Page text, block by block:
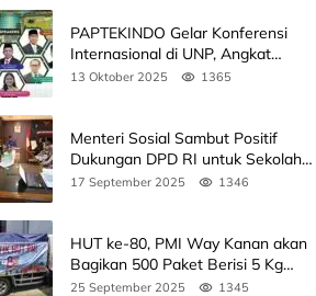
PAPTEKINDO Gelar Konferensi
Internasional di UNP, Angkat
Kolaborasi Pendidikan Vokasi,
13 Oktober 2025 1365
Menteri Sosial Sambut Positif
Dukungan DPD RI untuk Sekolah
Rakyat
17 September 2025 1346
HUT ke-80, PMI Way Kanan akan
Bagikan 500 Paket Berisi 5 Kg
Beras
25 September 2025 1345